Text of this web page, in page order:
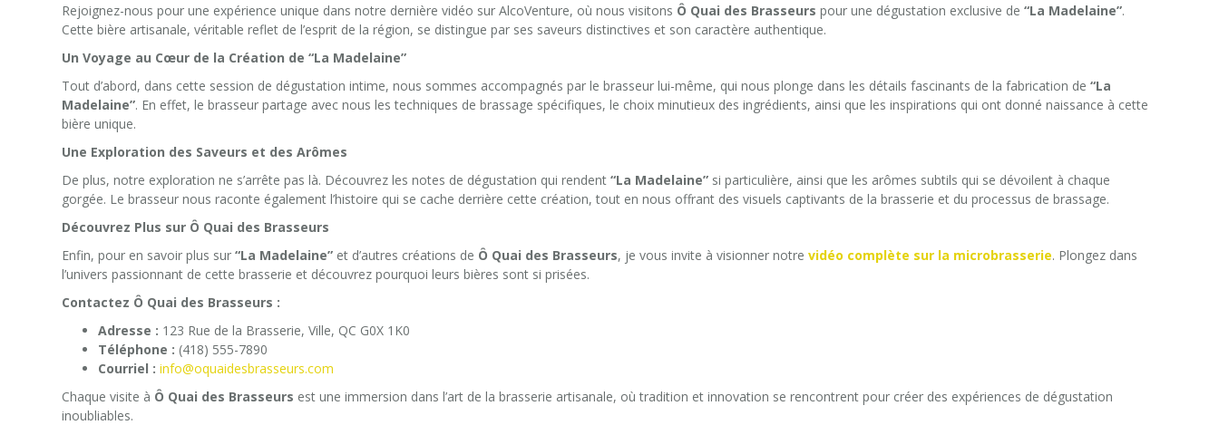
Rejoignez-nous pour une expérience unique dans notre dernière vidéo sur AlcoVenture, où nous visitons Ô Quai des Brasseurs pour une dégustation exclusive de “La Madelaine”.
Cette bière artisanale, véritable reflet de l’esprit de la région, se distingue par ses saveurs distinctives et son caractère authentique.
Un Voyage au Cœur de la Création de “La Madelaine”
Tout d’abord, dans cette session de dégustation intime, nous sommes accompagnés par le brasseur lui-même, qui nous plonge dans les détails fascinants de la fabrication de “La
Madelaine”. En effet, le brasseur partage avec nous les techniques de brassage spécifiques, le choix minutieux des ingrédients, ainsi que les inspirations qui ont donné naissance à cette
bière unique.
Une Exploration des Saveurs et des Arômes
De plus, notre exploration ne s’arrête pas là. Découvrez les notes de dégustation qui rendent “La Madelaine”si particulière, ainsi que les arômes subtils qui se dévoilent à chaque
gorgée. Le brasseur nous raconte également l’histoire qui se cache derrière cette création, tout en nous offrant des visuels captivants de la brasserie et du processus de brassage.
Découvrez Plus sur Ô Quai des Brasseurs
Enfin, pour en savoir plus sur “La Madelaine”et d’autres créations de Ô Quai des Brasseurs, je vous invite à visionner notre vidéo complète sur la microbrasserie. Plongez dans
l’univers passionnant de cette brasserie et découvrez pourquoi leurs bières sont si prisées.
Contactez Ô Quai des Brasseurs :
Adresse : 123 Rue de la Brasserie, Ville, QC G0X 1K0
Téléphone : (418) 555-7890
Courriel : info@oquaidesbrasseurs.com
Chaque visite à Ô Quai des Brasseurs est une immersion dans l’art de la brasserie artisanale, où tradition et innovation se rencontrent pour créer des expériences de dégustation
inoubliables.